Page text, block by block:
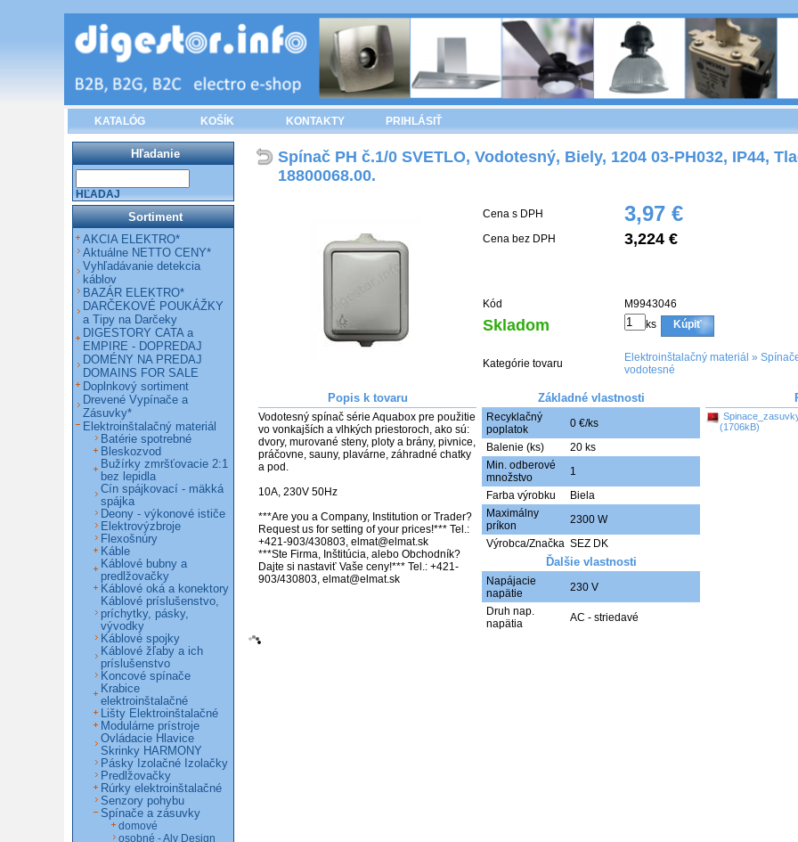
KATALÓG KOŠÍK KONTAKTY PRIHLÁSIŤ
Spínač PH č.1/0 SVETLO, Vodotesný, Biely, 1204 03-PH032, IP44,
18800068.00.
Cena s DPH 3,97 €
Cena bez DPH 3,224 €
Kód M9943046
Skladom ks Kúpiť
Kategórie tovaru Elektroinštalačný materiál »
vodotesné
Popis k tovaru
Vodotesný spínač série Aquabox pre použitie
vo vonkajších a vlhkých priestoroch, ako sú:
dvory, murované steny, ploty a brány, pivnice,
práčovne, sauny, plavárne, záhradné chatky
a pod.
10A, 230V 50Hz
***Are you a Company, Institution or Trader?
Request us for setting of your prices!*** Tel.:
+421-903/430803, elmat@elmat.sk
***Ste Firma, Inštitúcia, alebo Obchodník?
Dajte si nastaviť Vaše ceny!*** Tel.: +421-
Základné vlastnosti
Recyklačný
poplatok
0 €/ks
Balenie (ks)
20 ks
Min. odberové
množstvo
1
Farba výrobku
Biela
Maximálny
príkon
2300 W
Výrobca/Značka SEZ DK
Ďalšie vlastnosti
Napájacie
napätie
230 V
Druh nap.
napätia
AC - striedavé
(1706kB)
Hľadanie
HĽADAJ
Sortiment
AKCIA ELEKTRO*
Aktuálne NETTO CENY*
Vyhľadávanie detekcia
káblov
BAZÁR ELEKTRO*
DARČEKOVÉ POUKÁŽKY
a Tipy na Darčeky
DIGESTORY CATA a
EMPIRE - DOPREDAJ
DOMÉNY NA PREDAJ
DOMAINS FOR SALE
Doplnkový sortiment
Drevené Vypínače a
Zásuvky*
Elektroinštalačný materiál
Batérie spotrebné
Bleskozvod
Bužírky zmršťovacie 2:1
bez lepidla
Cín spájkovací - mäkká
spájka
Deony - výkonové ističe
Elektrovýzbroje
Flexošnúry
Káble
Káblové bubny a
predlžovačky
Káblové oká a konektory
Káblové príslušenstvo,
príchytky, pásky,
vývodky
Káblové spojky
Káblové žľaby a ich
príslušenstvo
Koncové spínače
Krabice
elektroinštalačné
Lišty Elektroinštalačné
Modulárne prístroje
Ovládacie Hlavice
Skrinky HARMONY
Pásky Izolačné Izolačky
Predlžovačky
Rúrky elektroinštalačné
Senzory pohybu
Spínače a zásuvky
domové
osobné - Aly Design